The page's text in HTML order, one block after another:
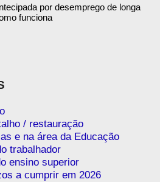
por desemprego de longa
funciona
/ restauração
e na área da Educação
trabalhador
ensino superior
a cumprir em 2026